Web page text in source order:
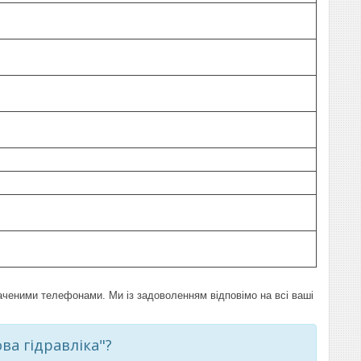
телефонами. Ми із задоволенням відповімо на всі ваші
гідравліка"?